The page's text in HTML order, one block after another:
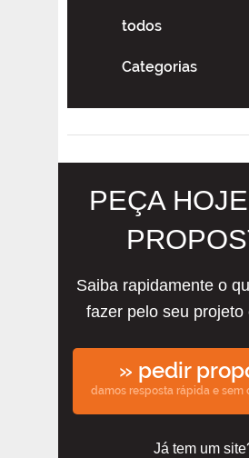
todos
Categorias
PEÇA
Saiba rapidamente o
fazer pelo seu projeto
» pedir
damos resposta rápida e sem
Já tem um